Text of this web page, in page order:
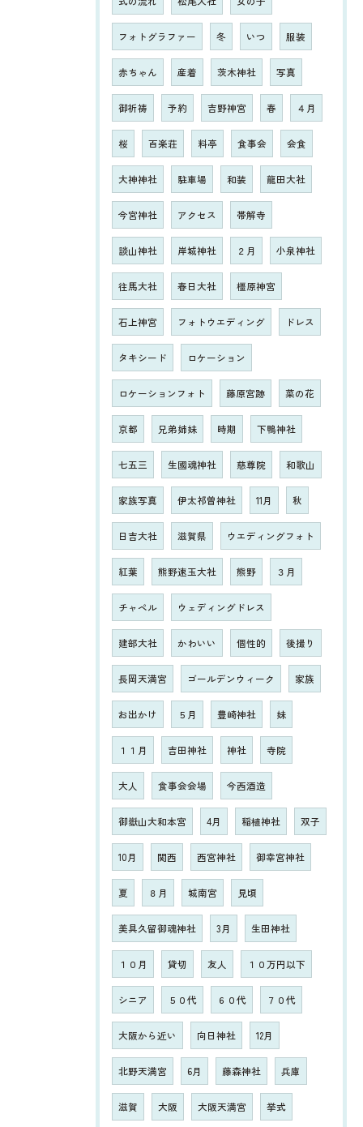
フォトグラファー 冬 いつ 服装
赤ちゃん 産着 茨木神社 写真
御祈祷 予約 吉野神宮 春 ４月
桜 百楽荘 料亭 食事会 会食
大神神社 駐車場 和装 龍田大社
今宮神社 アクセス 帯解寺
談山神社 岸城神社 ２月 小泉神社
往馬大社 春日大社 橿原神宮
石上神宮 フォトウエディング ドレス
タキシード ロケーション
ロケーションフォト 藤原宮跡 菜の花
京都 兄弟姉妹 時期 下鴨神社
七五三 生國魂神社 慈尊院 和歌山
家族写真 伊太祁曽神社 11月 秋
日吉大社 滋賀県 ウエディングフォト
紅葉 熊野速玉大社 熊野 ３月
チャペル ウェディングドレス
建部大社 かわいい 個性的 後撮り
長岡天満宮 ゴールデンウィーク 家族
お出かけ ５月 豊崎神社 妹
１１月 吉田神社 神社 寺院
大人 食事会会場 今西酒造
御嶽山大和本宮 4月 稲植神社 双子
10月 関西 西宮神社 御幸宮神社
夏 ８月 城南宮 見頃
美具久留御魂神社 3月 生田神社
１０月 貸切 友人 １０万円以下
シニア ５０代 ６０代 ７０代
大阪から近い 向日神社 12月
北野天満宮 6月 藤森神社 兵庫
滋賀 大阪 大阪天満宮 挙式